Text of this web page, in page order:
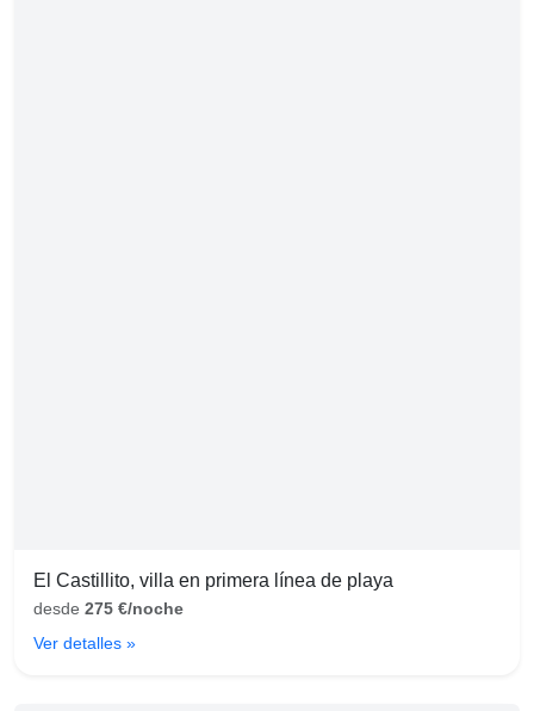
El Castillito, villa en primera línea de playa
desde 275 €/noche
Ver detalles »